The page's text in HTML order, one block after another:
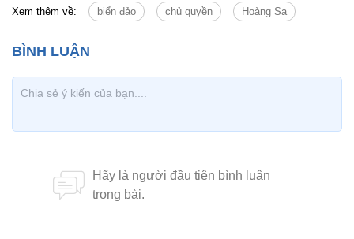
Xem thêm về: biển đảo chủ quyền Hoàng Sa